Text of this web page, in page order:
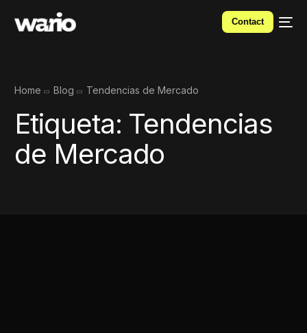
Contact
Home Blog Tendencias de Mercado
Etiqueta: Tendencias
de Mercado